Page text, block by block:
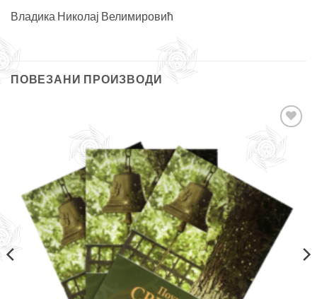
Владика Николај Велимировић
ПОВЕЗАНИ ПРОИЗВОДИ
Додајте
у листу
жеља